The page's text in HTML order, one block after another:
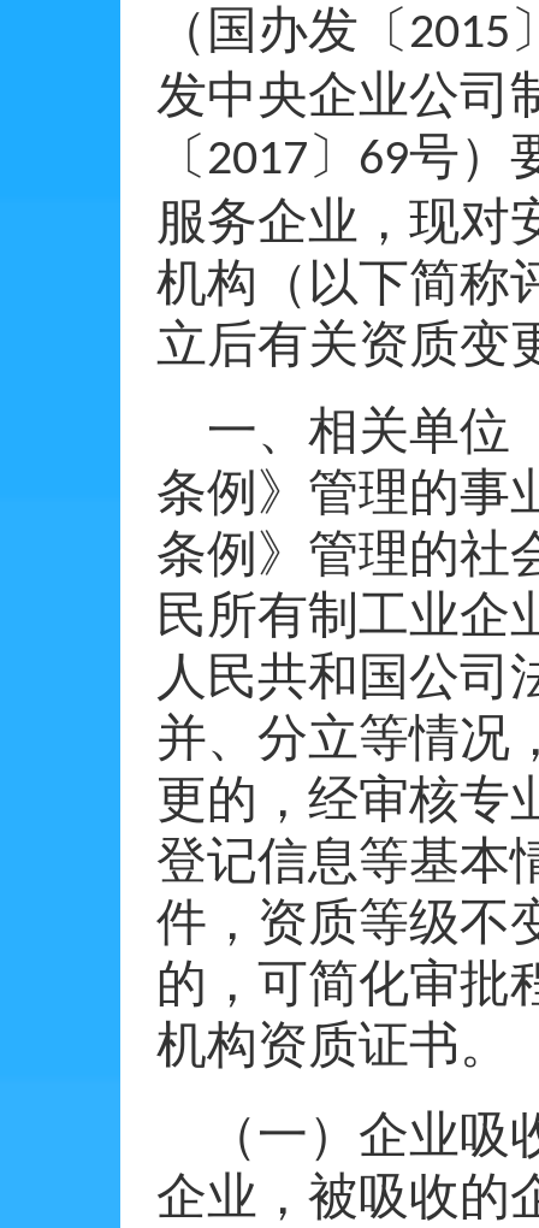
（国办发〔 2015
发中央企业公司
〔 2017 〕 69号）
服务企业，现对
机构（以下简称
立后有关资质变
一、相关单位
条例》管理的事
条例》管理的社
民所有制工业企
人民共和国公司
并、分立等情况
更的，经审核专
登记信息等基本
件，资质等级不
的，可简化审批
机构资质证书。
（一）企业
企业，被吸收的